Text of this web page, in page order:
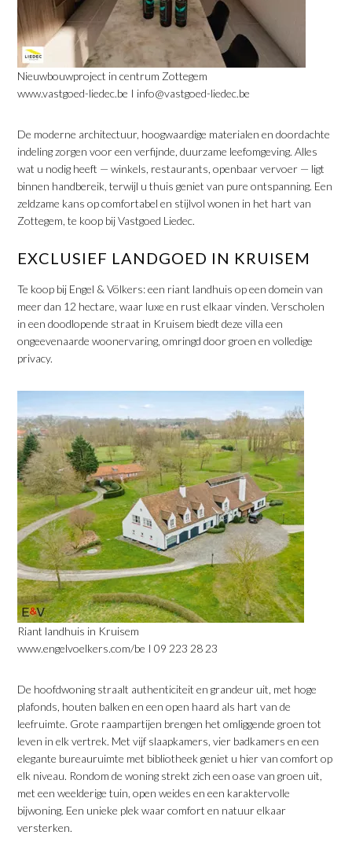
Nieuwbouwproject in centrum Zottegem
www.vastgoed-liedec.be I info@vastgoed-liedec.be
De moderne architectuur, hoogwaardige materialen en doordachte
indeling zorgen voor een verfijnde, duurzame leefomgeving. Alles
wat u nodig heeft — winkels, restaurants, openbaar vervoer — ligt
binnen handbereik, terwijl u thuis geniet van pure ontspanning. Een
zeldzame kans op comfortabel en stijlvol wonen in het hart van
Zottegem, te koop bij Vastgoed Liedec.
​EXCLUSIEF LANDGOED IN KRUISEM
Te koop bij Engel & Völkers: een riant landhuis op een domein van
meer dan 12 hectare, waar luxe en rust elkaar vinden. Verscholen
in een doodlopende straat in Kruisem biedt deze villa een
ongeevenaarde woonervaring, omringd door groen en volledige
privacy.
Riant landhuis in Kruisem
www.engelvoelkers.com/be I 09 223 28 23
De hoofdwoning straalt authenticiteit en grandeur uit, met hoge
plafonds, houten balken en een open haard als hart van de
leefruimte. Grote raampartijen brengen het omliggende groen tot
leven in elk vertrek. Met vijf slaapkamers, vier badkamers en een
elegante bureauruimte met bibliotheek geniet u hier van comfort op
elk niveau. Rondom de woning strekt zich een oase van groen uit,
met een weelderige tuin, open weides en een karaktervolle
bijwoning. Een unieke plek waar comfort en natuur elkaar
versterken.